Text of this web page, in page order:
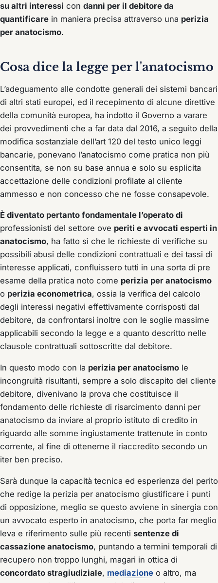
su altri interessi con danni per il debitore da
quantificare in maniera precisa attraverso una perizia
per anatocismo.
Cosa dice la legge per l'anatocismo
L’adeguamento alle condotte generali dei sistemi bancari
di altri stati europei, ed il recepimento di alcune direttive
della comunità europea, ha indotto il Governo a varare
dei provvedimenti che a far data dal 2016, a seguito della
modifica sostanziale dell’art 120 del testo unico leggi
bancarie, ponevano l’anatocismo come pratica non più
consentita, se non su base annua e solo su esplicita
accettazione delle condizioni profilate al cliente
ammesso e non concesso che ne fosse consapevole.
È diventato pertanto fondamentale l’operato di
professionisti del settore ove periti e avvocati esperti in
anatocismo, ha fatto sì che le richieste di verifiche su
possibili abusi delle condizioni contrattuali e dei tassi di
interesse applicati, confluissero tutti in una sorta di pre
esame della pratica noto come perizia per anatocismo
o perizia econometrica, ossia la verifica del calcolo
degli interessi negativi effettivamente corrisposti dal
debitore, da confrontarsi inoltre con le soglie massime
applicabili secondo la legge e a quanto descritto nelle
clausole contrattuali sottoscritte dal debitore.
In questo modo con la perizia per anatocismo le
incongruità risultanti, sempre a solo discapito del cliente
debitore, divenivano la prova che costituisce il
fondamento delle richieste di risarcimento danni per
anatocismo da inviare al proprio istituto di credito in
riguardo alle somme ingiustamente trattenute in conto
corrente, al fine di ottenerne il riaccredito secondo un
iter ben preciso.
Sarà dunque la capacità tecnica ed esperienza del perito
che redige la perizia per anatocismo giustificare i punti
di opposizione, meglio se questo avviene in sinergia con
un avvocato esperto in anatocismo, che porta far meglio
leva e riferimento sulle più recenti sentenze di
cassazione anatocismo, puntando a termini temporali di
recupero non troppo lunghi, magari in ottica di
concordato stragiudiziale, mediazione o altro, ma